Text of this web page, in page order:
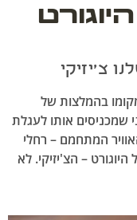
צ'יזיקי
בהמלצות של
שמכניסים אותו לעגלת
המתחמם – רחלי
– הצ'יזיקי. לא